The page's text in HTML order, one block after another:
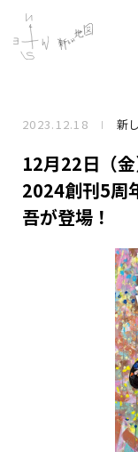
NEWS
草
NAKAMA
2023.12.18 新
12月22日（金
2024創刊5周
吾が登場！